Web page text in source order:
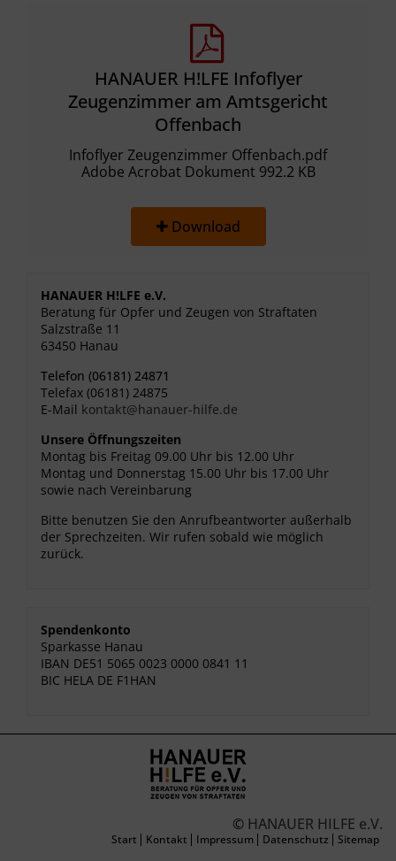
HANAUER H!LFE Infoflyer
Zeugenzimmer am Amtsgericht
Offenbach
Infoflyer Zeugenzimmer Offenbach.pdf
Adobe Acrobat Dokument 992.2 KB
Download
HANAUER H!LFE e.V.
Beratung für Opfer und Zeugen von Straftaten
Salzstraße 11
63450 Hanau
Telefon (06181) 24871
Telefax (06181) 24875
E-Mail kontakt@hanauer-hilfe.de
Unsere Öffnungszeiten
Montag bis Freitag 09.00 Uhr bis 12.00 Uhr
Montag und Donnerstag 15.00 Uhr bis 17.00 Uhr
sowie nach Vereinbarung
Bitte benutzen Sie den Anrufbeantworter außerhalb
der Sprechzeiten. Wir rufen sobald wie möglich
zurück.
Spendenkonto
Sparkasse Hanau
IBAN DE51 5065 0023 0000 0841 11
BIC HELA DE F1HAN
© HANAUER HILFE e.V.
Start Kontakt Impressum Datenschutz Sitemap